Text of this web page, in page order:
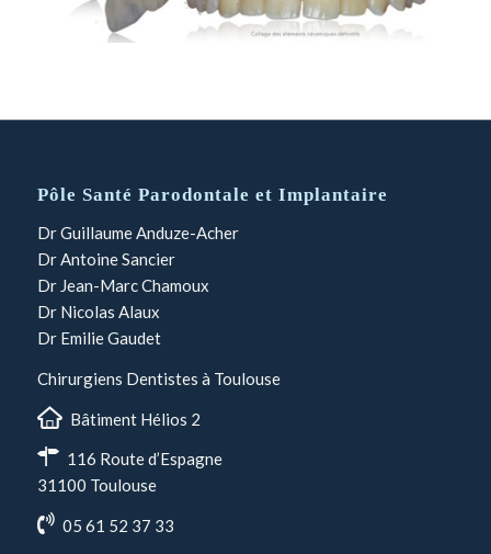
Pôle Santé Parodontale et Implantaire
Dr Guillaume Anduze-Acher
Dr Antoine Sancier
Dr Jean-Marc Chamoux
Dr Nicolas Alaux
Dr Emilie Gaudet
Chirurgiens Dentistes à Toulouse
Bâtiment Hélios 2
116 Route d’Espagne
31100 Toulouse
05 61 52 37 33